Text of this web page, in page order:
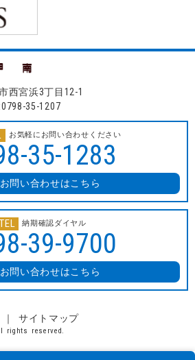
西宮浜3丁目12-1
35-1207
お気軽にお問い合わせください
35-1283
お問い合わせはこちら
TEL 納期確認ダイヤル
39-9700
お問い合わせはこちら
サイトマップ
rights reserved.